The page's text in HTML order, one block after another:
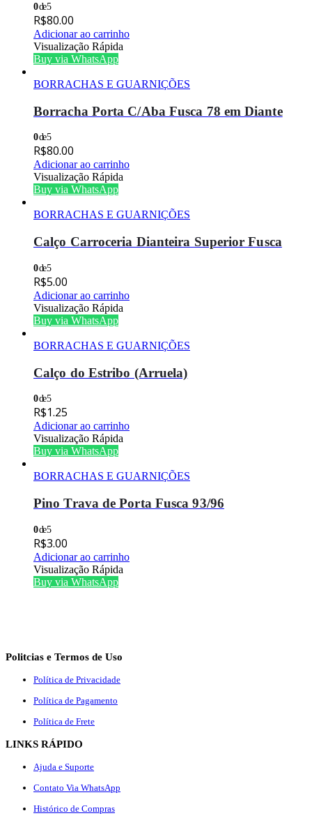
0de 5
R$80.00
Adicionar ao carrinho
Visualização Rápida
Buy via WhatsApp
BORRACHAS E GUARNIÇÕES
Borracha Porta C/Aba Fusca 78 em Diante
0de 5
R$80.00
Adicionar ao carrinho
Visualização Rápida
Buy via WhatsApp
BORRACHAS E GUARNIÇÕES
Calço Carroceria Dianteira Superior Fusca
0de 5
R$5.00
Adicionar ao carrinho
Visualização Rápida
Buy via WhatsApp
BORRACHAS E GUARNIÇÕES
Calço do Estribo (Arruela)
0de 5
R$1.25
Adicionar ao carrinho
Visualização Rápida
Buy via WhatsApp
BORRACHAS E GUARNIÇÕES
Pino Trava de Porta Fusca 93/96
0de 5
R$3.00
Adicionar ao carrinho
Visualização Rápida
Buy via WhatsApp
Politcias e Termos de Uso
Política de Privacidade
Política de Pagamento
Política de Frete
LINKS RÁPIDO
Ajuda e Suporte
Contato Via WhatsApp
Histórico de Compras